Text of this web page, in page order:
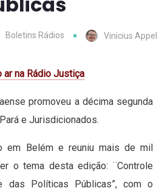
Boletins Rádios Vinicius Appel
na Rádio Justiça
promoveu a décima segunda
e Jurisdicionados.
em Belém e reuniu mais de mil
o tema desta edição: ¨Controle
das Políticas Públicas”, com o